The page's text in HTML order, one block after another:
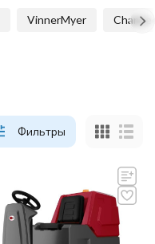
VinnerMyer
Фильтры